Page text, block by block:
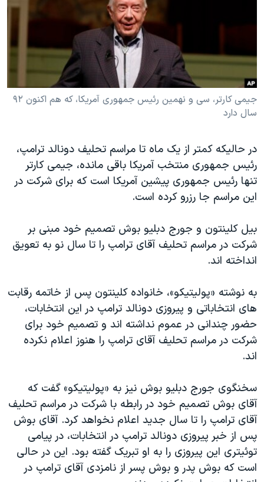
اقتصادی
علم و فناوری
اسرائیل در جنگ
گالری عکس
انتخابات ریاست جمهوری آمریکا ۲۰۲۴
حمله جمهوری اسلامی به اسرائیل
ورزش زنان در ایران
اعتراضات زن، زندگی، آزادی
دادگاه حمید نوری
چهل سال گروگان‌گیری
قانون شفافیت دارائی کادر رهبری ایران
اعتراضات مردمی آبان ۹۸
اسرائیل در جنگ
نرگس محمدی برنده جایزه نوبل صلح
همایش محافظه‌کاران آمریکا «سی‌پک»
صفحه‌های ویژه
زبانهای مختلف
جیمی کارتر، سی و نهمین رئیس جمهوری آمریکا، که هم اکنون ۹۲
سال دارد
در حالیکه کمتر از یک ماه تا مراسم تحلیف دونالد ترامپ،
رئیس جمهوری منتخب آمریکا باقی مانده، جیمی کارتر
تنها رئیس جمهوری پیشین آمریکا است که برای شرکت در
این مراسم جا رزرو کرده است.
بیل کلینتون و جورج دبلیو بوش تصمیم خود مبنی بر
شرکت در مراسم تحلیف آقای ترامپ را تا سال نو به تعویق
انداخته اند.
به نوشته «پولیتیکو»، خانواده کلینتون پس از خاتمه رقابت
های انتخاباتی و پیروزی دونالد ترامپ در این انتخابات،
حضور چندانی در عموم نداشته اند و تصمیم خود برای
شرکت در مراسم تحلیف آقای ترامپ را هنوز اعلام نکرده
اند.
سخنگوی جورج دبلیو بوش نیز به «پولیتیکو» گفت که
آقای بوش تصمیم خود در رابطه با شرکت در مراسم تحلیف
آقای ترامپ را تا سال جدید اعلام نخواهد کرد. آقای بوش
پس از خبر پیروزی دونالد ترامپ در انتخابات، در پیامی
توئیتری این پیروزی را به او تبریک گفته بود. این در حالی
است که بوش پدر و بوش پسر از نامزدی آقای ترامپ در